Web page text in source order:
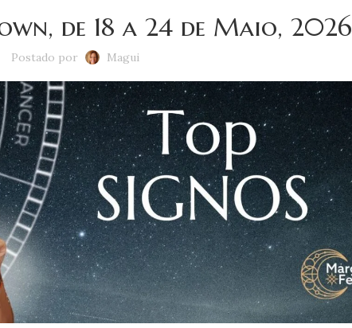
de 18 a 24 de Maio, 2026
Postado por Magui